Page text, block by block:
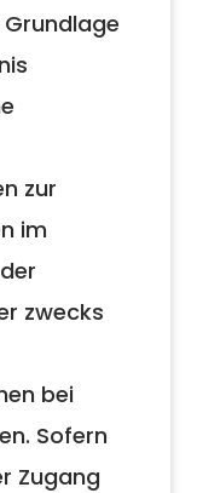
zur
im
zwecks
bei
Sofern
Zugang